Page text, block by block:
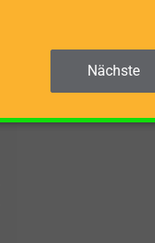
Nächste